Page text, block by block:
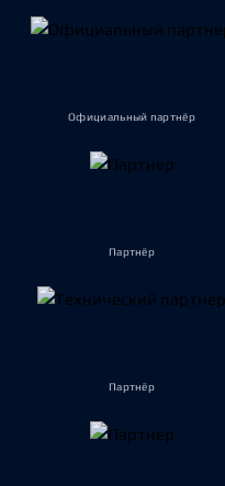
Официальный партнёр
Партнёр
Партнёр